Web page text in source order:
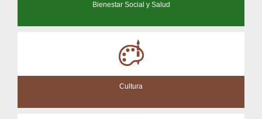
Bienestar Social y Salud
Cultura